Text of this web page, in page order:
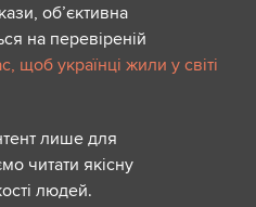
об’єктивна
на перевіреній
щоб українці жили у світі
лише для
читати якісну
людей.